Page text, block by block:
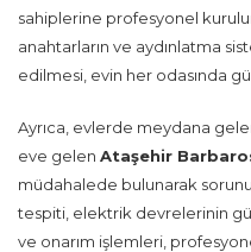
sahiplerine profesyonel
anahtarların ve aydınlatma
edilmesi, evin her odasında
Ayrıca, evlerde meydana
eve gelen Ataşehir
müdahalede bulunarak
tespiti, elektrik devrelerinin
ve onarım işlemleri,